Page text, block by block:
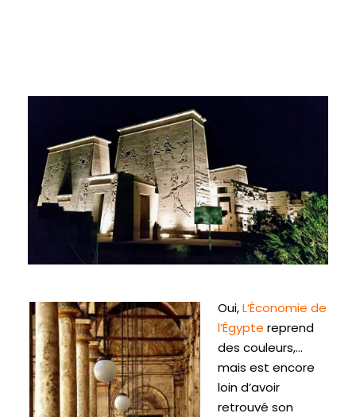
Oui,L‘Économie de
l’Égypte reprend
des couleurs,…
mais est encore
loin d’avoir
retrouvé son